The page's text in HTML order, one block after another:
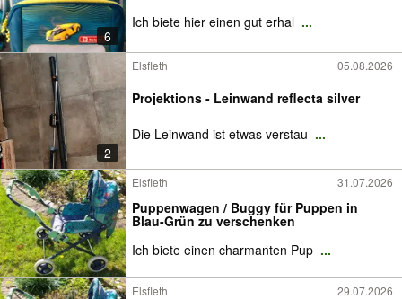
6
Ich biete hier einen gut erhal ...
2
Elsfleth 05.08.2026
Projektions - Leinwand reflecta silver
Die Leinwand ist etwas verstau ...
Elsfleth 31.07.2026
Puppenwagen / Buggy für Puppen in
Blau-Grün zu verschenken
Ich biete einen charmanten Pup ...
Elsfleth 29.07.2026